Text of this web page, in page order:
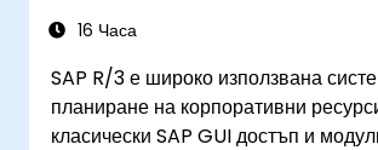
16 Часа
SAP R/3 е широко използвана
планиране на корпоративни
класически SAP GUI достъп и